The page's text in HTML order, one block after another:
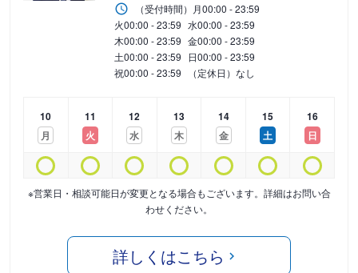
（受付時間） 月00:00 - 23:59
火00:00 - 23:59 水00:00 - 23:59
木00:00 - 23:59 金00:00 - 23:59
土00:00 - 23:59 日00:00 - 23:59
祝00:00 - 23:59 （定休日）なし
10
月
11
火
12
水
13
木
14
金
15
土
16
日
※営業日・相談可能日が変更となる場合もございます。詳細はお問い合
わせください。
詳しくはこちら